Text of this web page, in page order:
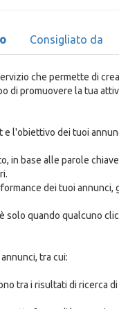
Consigliato da
che permette di
di promuovere la tua
e l'obiettivo dei tuoi
in base alle parole
dei tuoi annunci,
solo quando qualcuno
tra cui:
tra i risultati di ricerca